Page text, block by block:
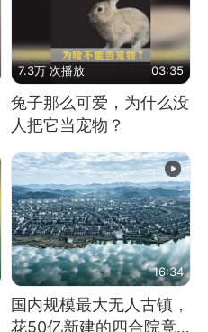
7.3万 次播放 03:35
兔子那么可爱，为什么没
人把它当宠物？
16:34
国内规模最大无人古镇，
花50亿新建的四合院竟